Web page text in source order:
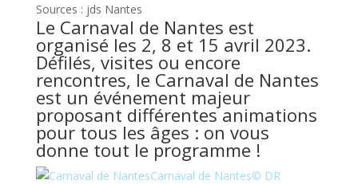
Sources : jds Nantes
Le Carnaval de Nantes est
organisé les 2, 8 et 15 avril 2023.
Défilés, visites ou encore
rencontres, le Carnaval de Nantes
est un événement majeur
proposant différentes animations
pour tous les âges : on vous
donne tout le programme !
Carnaval de Nantes© DR